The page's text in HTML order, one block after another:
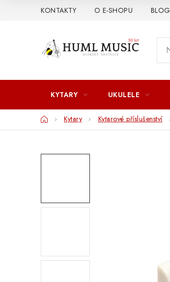
KONTAKTY O E-SHOPU BLOG
KYTARY UKULELE
DomůKytary Kytarové příslušenství